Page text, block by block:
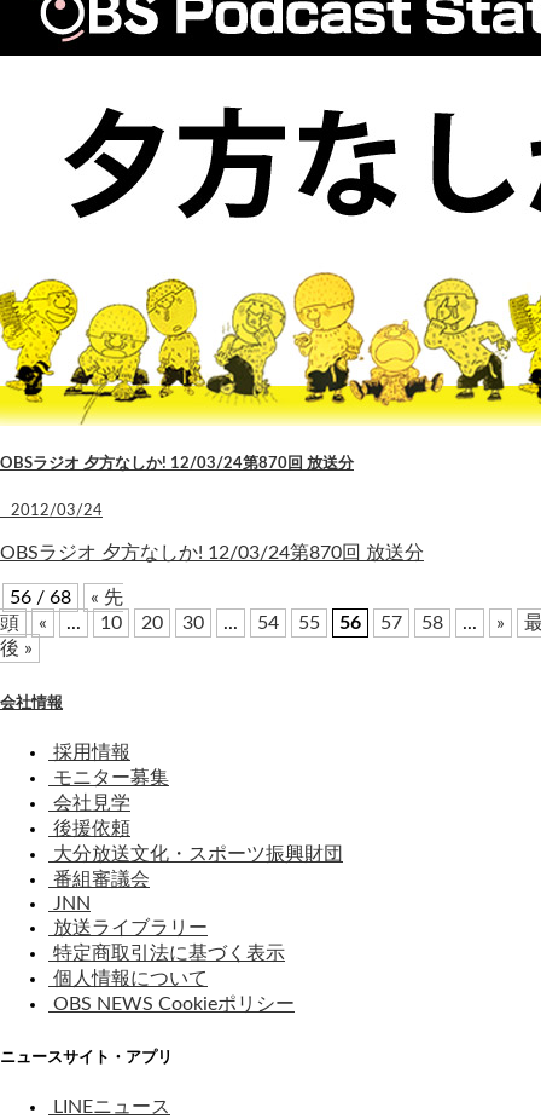
OBSラジオ 夕方なしか! 12/03/24第870回 放送分
2012/03/24
OBSラジオ 夕方なしか! 12/03/24第870回 放送分
56 / 68
« 先
頭
« ... 10 20 30 ... 54 55 56 57 58 ... »
後 »
会社情報
採用情報
モニター募集
会社見学
後援依頼
大分放送文化・スポーツ振興財団
番組審議会
JNN
放送ライブラリー
特定商取引法に基づく表示
個人情報について
OBS NEWS Cookieポリシー
ニュースサイト・アプリ
LINEニュース